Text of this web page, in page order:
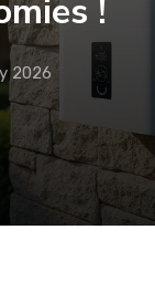
!
2026